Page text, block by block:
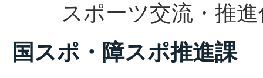
スポーツ交流・推
国スポ・障スポ推進課